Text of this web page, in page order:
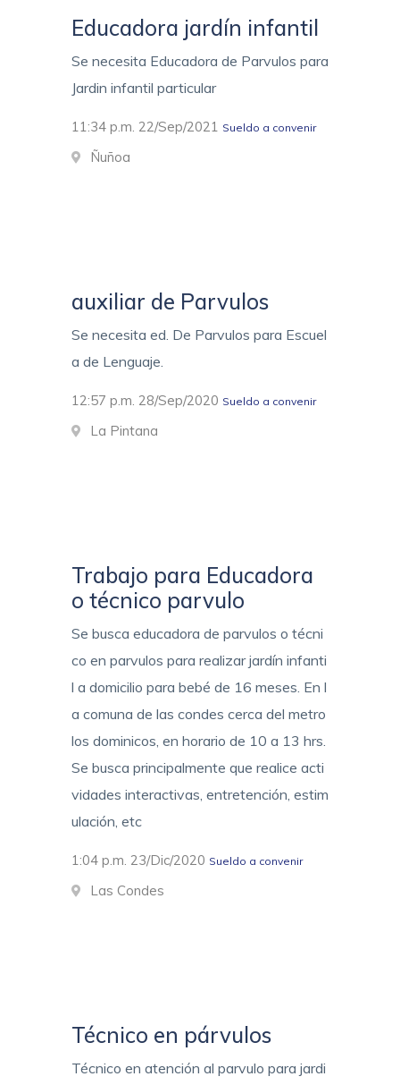
Educadora jardín infantil
Se necesita Educadora de Parvulos para
Jardin infantil particular
11:34 p.m. 22/Sep/2021 Sueldo a convenir
Ñuñoa
auxiliar de Parvulos
Se necesita ed. De Parvulos para Escuel
a de Lenguaje.
12:57 p.m. 28/Sep/2020 Sueldo a convenir
La Pintana
Trabajo para Educadora
o técnico parvulo
Se busca educadora de parvulos o técni
co en parvulos para realizar jardín infanti
l a domicilio para bebé de 16 meses. En l
a comuna de las condes cerca del metro
los dominicos, en horario de 10 a 13 hrs.
Se busca principalmente que realice acti
vidades interactivas, entretención, estim
ulación, etc
1:04 p.m. 23/Dic/2020 Sueldo a convenir
Las Condes
Técnico en párvulos
Técnico en atención al parvulo para jardi